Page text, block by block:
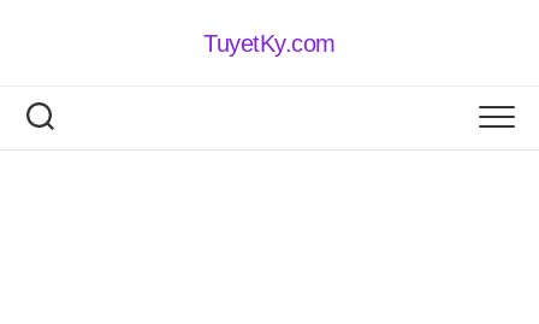
TuyetKy.com